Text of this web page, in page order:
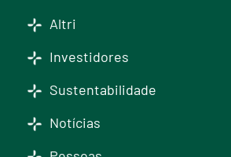
Altri
Investidores
Sustentabilidade
Notícias